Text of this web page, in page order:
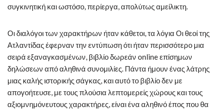
συγκινητική και ωστόσο, περίεργα, απολύτως αμείλικτη.
Οι διαλόγοι των χαρακτήρων ήταν κάθετοι, τα λόγια Οι θεοί της
Ατλαντίδας έφερναν την εντύπωση ότι ήταν περισσότερο μια
σειρά εξαναγκασμένων, βιβλίο δωρεάν online επίσημων
δηλώσεων από αληθινά συνομιλίες. Πάντα ήμουν ένας λάτρης
μιας καλής ιστορικής σάγκας, και αυτό το βιβλίο δεν με
απογοήτευσε, με τους πλούσια λεπτομερείς χώρους και τους
αξιομνημόνευτους χαρακτήρες, είναι ένα αληθινό έπος που θα